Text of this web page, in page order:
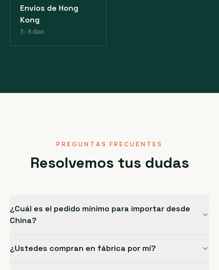
Envíos de Hong
Kong
3 - 8 días
PREGUNTAS FRECUENTES
Resolvemos tus dudas
¿Cuál es el pedido mínimo para importar desde
China?
¿Ustedes compran en fábrica por mí?